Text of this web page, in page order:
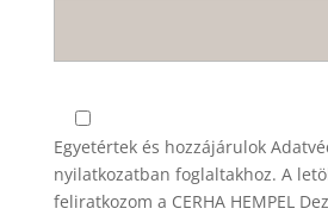
Egyetértek és hozzájárulok
nyilatkozatban foglaltakhoz. A
feliratkozom a CERHA HEMPEL